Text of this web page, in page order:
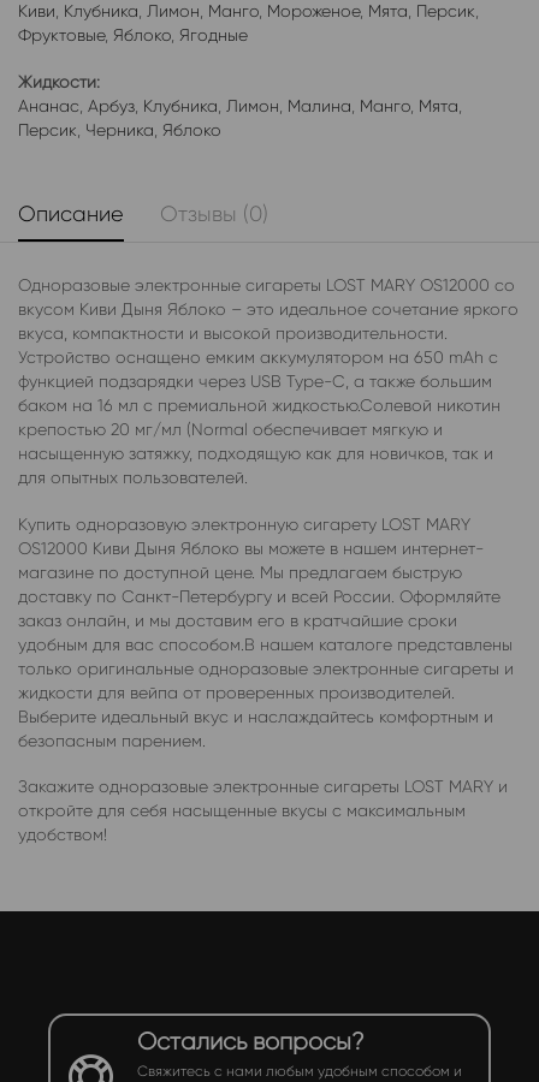
Киви Клубника Лимон Манго Мороженое, Мята Персик
Фруктовые, Яблоко Ягодные
Жидкости:
Ананас Арбуз Клубника Лимон Малина Манго Мята
Персик Черника Яблоко
Описание Отзывы (0)
Одноразовые электронные сигареты LOST MARY OS12000 со
вкусом Киви Дыня Яблоко – это идеальное сочетание яркого
вкуса, компактности и высокой производительности.
Устройство оснащено емким аккумулятором на 650 mAh с
функцией подзарядки через USB Type-C, а также большим
баком на 16 мл с премиальной жидкостью.Солевой никотин
крепостью 20 мг/мл (Normal обеспечивает мягкую и
насыщенную затяжку, подходящую как для новичков, так и
для опытных пользователей.
Купить одноразовую электронную сигарету LOST MARY
OS12000 Киви Дыня Яблоко вы можете в нашем интернет-
магазине по доступной цене. Мы предлагаем быструю
доставку по Санкт-Петербургу и всей России. Оформляйте
заказ онлайн, и мы доставим его в кратчайшие сроки
удобным для вас способом.В нашем каталоге представлены
только оригинальные одноразовые электронные сигареты и
жидкости для вейпа от проверенных производителей.
Выберите идеальный вкус и наслаждайтесь комфортным и
безопасным парением.
Закажите одноразовые электронные сигареты LOST MARY и
откройте для себя насыщенные вкусы с максимальным
удобством!
Остались вопросы?
Свяжитесь с нами любым удобным способом и